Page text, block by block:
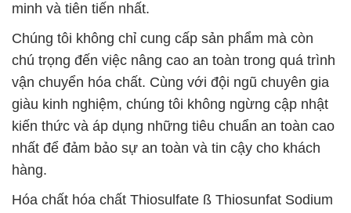
minh và tiên tiến nhất.
Chúng tôi không chỉ cung cấp sản phẩm mà còn
chú trọng đến việc nâng cao an toàn trong quá trình
vận chuyển hóa chất. Cùng với đội ngũ chuyên gia
giàu kinh nghiệm, chúng tôi không ngừng cập nhật
kiến thức và áp dụng những tiêu chuẩn an toàn cao
nhất để đảm bảo sự an toàn và tin cậy cho khách
hàng.
Hóa chất hóa chất Thiosulfate ß Thiosunfat Sodium